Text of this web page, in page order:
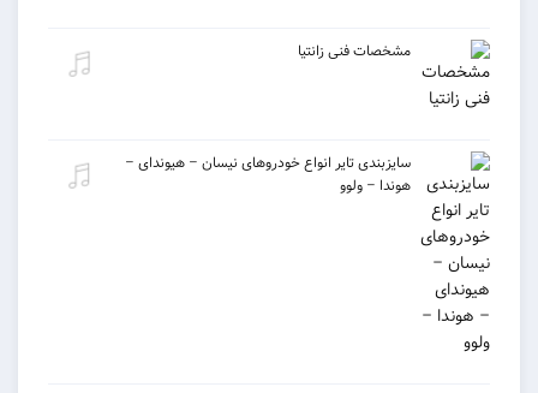
مشخصات فنی زانتیا
سایزبندی تایر انواع خودروهای نیسان – هیوندای –
هوندا – ولوو